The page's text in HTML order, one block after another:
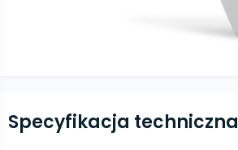
Specyfikacja techniczna